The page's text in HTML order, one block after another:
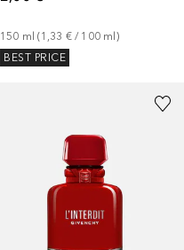
150 ml (1,33 € / 100 ml)
BEST PRICE